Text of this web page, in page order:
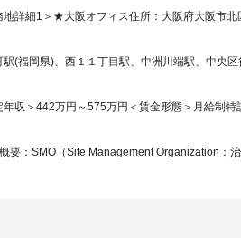
地詳細1＞★大阪オフィス住所：大阪府大阪市
駅(福岡県)、西１１丁目駅、中洲川端駅、中央
年収＞442万円～575万円＜賃金形態＞月給制
要：SMO（Site Management Organization：